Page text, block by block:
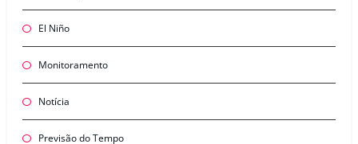
El Niño
Monitoramento
Notícia
Previsão do Tempo